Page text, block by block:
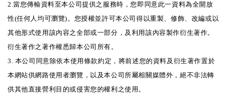
2.當您傳輸資料至本公司提供之服務時，您即同意此一資料為全開放
性(任何人均可瀏覽)。您授權並許可本公司得以重製、修飾、改編或以
其他形式使用該內容之全部或一部分，及利用該內容製作衍生著作。
衍生著作之著作權悉歸本公司所有。
3. 本公司同意除依本使用條款約定，將前述您的資料及衍生著作置於
本網站供網路使用者瀏覽，以及本公司所屬相關媒體外，絕不非法轉
供其他直接營利目的或侵害您的權利之使用。